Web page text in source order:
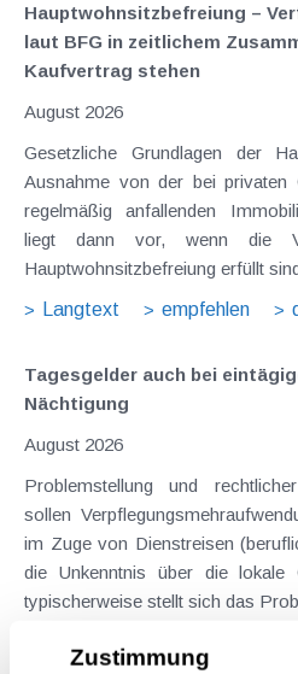
Zustimmung
Hauptwohnsitz​­befreiung –
laut BFG in zeitlichem
Kaufvertrag stehen
August 2026
Gesetzliche Grundlagen der
Ausnahme von der bei privaten
regelmäßig anfallenden
liegt dann vor, wenn die
Hauptwohnsitzbefreiung erfüllt
Langtext
empfehlen
Tagesgelder auch bei
Nächtigung
August 2026
Problemstellung und rechtlicher
sollen
im Zuge von Dienstreisen
die Unkenntnis über die lokale
typischerweise stellt sich das